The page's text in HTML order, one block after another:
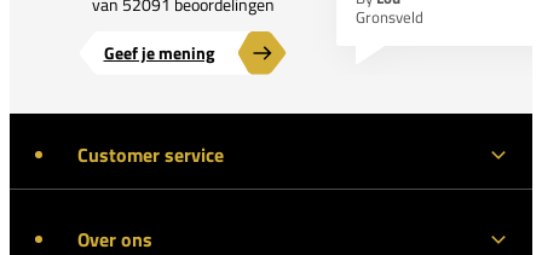
Geef je mening
Gronsveld
Customer service
Over ons